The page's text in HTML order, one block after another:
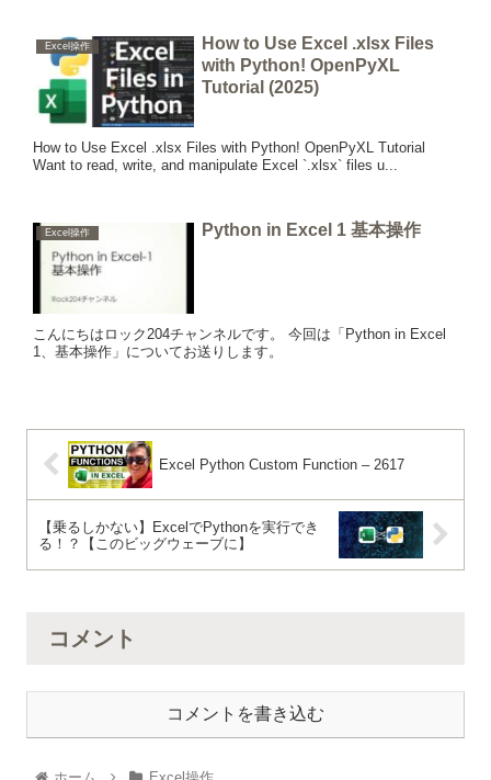
Excel操作
How to Use Excel .xlsx Files
with Python! OpenPyXL
Tutorial (2025)
How to Use Excel .xlsx Files with Python! OpenPyXL Tutorial
Want to read, write, and manipulate Excel `.xlsx` files u...
Excel操作 Python in Excel 1 基本操作
こんにちはロック204チャンネルです。 今回は「Python in Excel
1、基本操作」についてお送りします。
Excel Python Custom Function – 2617
【乗るしかない】ExcelでPythonを実行でき
る！？【このビッグウェーブに】
コメント
コメントを書き込む